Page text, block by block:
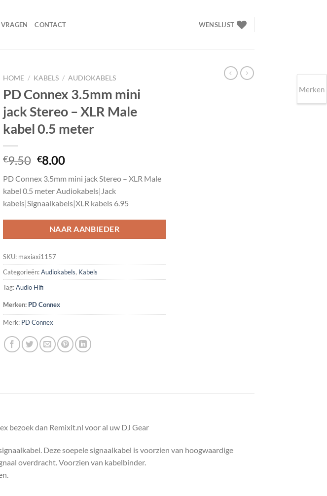
VRAGEN CONTACT WENSLIJST
HOME / KABELS / AUDIOKABELS
PD Connex 3.5mm mini
jack Stereo – XLR Male
kabel 0.5 meter
€9.50 Oorspronkelijke
was:
€9.50.
€8.00Huidige
is:
€8.00.
PD Connex 3.5mm mini jack Stereo – XLR Male
kabel 0.5 meter Audiokabels|Jack
kabels|Signaalkabels|XLR kabels 6.95
NAAR AANBIEDER
SKU: maxiaxi1157
Categorieën:Audiokabels, Kabels
Tag:Audio Hifi
Merken: PD Connex
Merk: PD Connex
bezoek dan Remixit.nl voor al uw DJ Gear
Deze soepele signaalkabel is voorzien van hoogwaardige
overdracht. Voorzien van kabelbinder.
Merken